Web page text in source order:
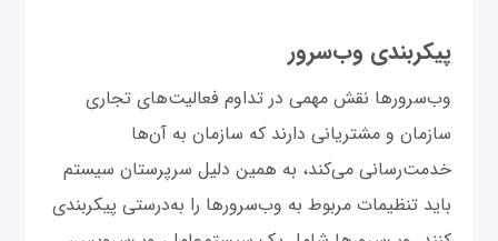
پیکربندی وب‌سرور
وب‌سرورها نقش مهمی در تداوم فعالیت‌های تجاری
سازمان و مشتریانی دارند که سازمان به آن‌ها
خدمت‌رسانی می‌کند، به همین دلیل سرپرستان سیستم
باید تنظیمات مربوط به وب‌سرورها را به‌درستی پیکربندی